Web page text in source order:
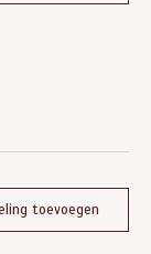
toevoegen